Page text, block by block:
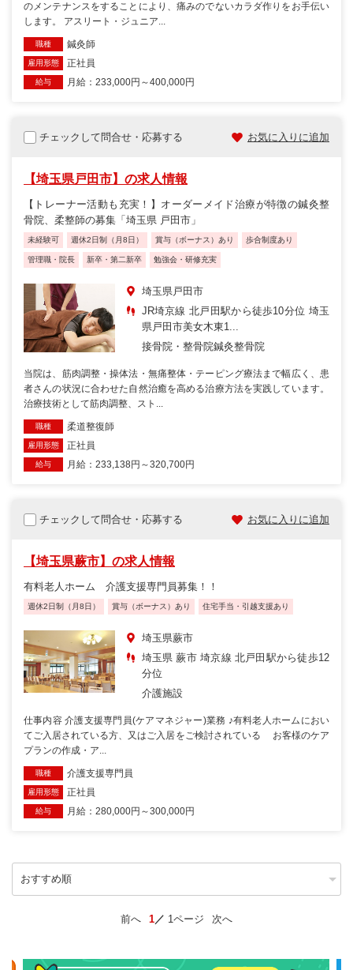
のメンテナンスをすることにより、痛みのでないカラダ作りをお手伝い
します。 アスリート・ジュニア...
職種 鍼灸師
雇用形態 正社員
給与 月給：233,000円～400,000円
チェックして問合せ・応募する お気に入りに追加
【埼玉県戸田市】の求人情報
【トレーナー活動も充実！】オーダーメイド治療が特徴の鍼灸整
骨院、柔整師の募集「埼玉県 戸田市」
未経験可 週休2日制（月8日） 賞与（ボーナス）あり 歩合制度あり
管理職・院長 新卒・第二新卒 勉強会・研修充実
埼玉県戸田市
JR埼京線 北戸田駅から徒歩10分位 埼玉
県戸田市美女木東1...
接骨院・整骨院鍼灸整骨院
当院は、筋肉調整・操体法・無痛整体・テーピング療法まで幅広く、患
者さんの状況に合わせた自然治癒を高める治療方法を実践しています。
治療技術として筋肉調整、スト...
職種 柔道整復師
雇用形態 正社員
給与 月給：233,138円～320,700円
チェックして問合せ・応募する お気に入りに追加
【埼玉県蕨市】の求人情報
有料老人ホーム 介護支援専門員募集！！
週休2日制（月8日） 賞与（ボーナス）あり 住宅手当・引越支援あり
埼玉県蕨市
埼玉県 蕨市 埼京線 北戸田駅から徒歩12
分位
介護施設
仕事内容 介護支援専門員(ケアマネジャー)業務 ♪有料老人ホームにおい
てご入居されている方、又はご入居をご検討されている お客様のケア
プランの作成・ア...
職種 介護支援専門員
雇用形態 正社員
給与 月給：280,000円～300,000円
前へ 1 1ページ 次へ